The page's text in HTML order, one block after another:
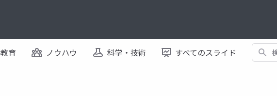
教育 ノウハウ 科学・技術 すべてのスライド 検索